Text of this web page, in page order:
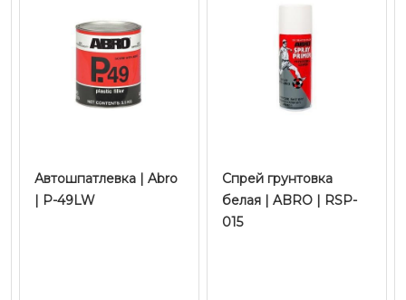
Автошпатлевка | Abro
| Р-49LW
Спрей грунтовка
белая | ABRO | RSP-
015